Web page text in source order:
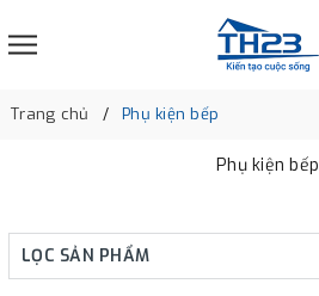
Trang chủ Phụ kiện bếp
LỌC SẢN PHẨM
Phụ kiện bếp